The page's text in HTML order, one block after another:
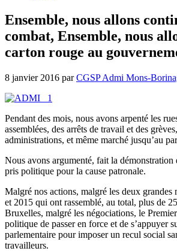
Ensemble, nous allons
combat, Ensemble, nous
carton rouge au
8 janvier 2016 parCGSP Admi Mons-
Pendant des mois, nous avons arpenté les
assemblées, des arrêts de travail et des
administrations, et même marché jusqu’au
Nous avons argumenté, fait la démonstration
pris politique pour la cause patronale.
Malgré nos actions, malgré les deux grandes
et 2015 qui ont rassemblé, au total, plus de
Bruxelles, malgré les négociations, le
politique de passer en force et de s’appuyer
parlementaire pour imposer un recul social
travailleurs.